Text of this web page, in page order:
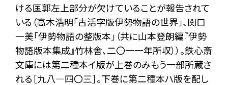
ける匡郭左上部分が欠けていることが報告されて
いる（高木浩明「古活字版伊勢物語の世界」、関口
一美「伊勢物語の整版本」（共に山本登朗編『伊勢
物語版本集成』竹林舎、二〇一一年所収））。鉄心斎
文庫には第二種本イ版が上巻のみもう一部所蔵さ
れる［九八―四〇三］。下巻に第二種本ハ版を配し